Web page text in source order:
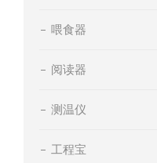
喂食器
阅读器
测温仪
工程宝